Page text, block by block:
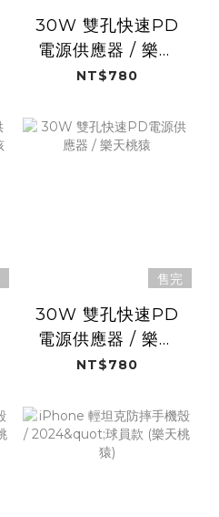
30W 雙孔快速PD
電源供應器 / 樂天
女孩LOGO (樂天桃
NT$780
售完
30W 雙孔快速PD
電源供應器 / 樂天
桃猿
NT$780